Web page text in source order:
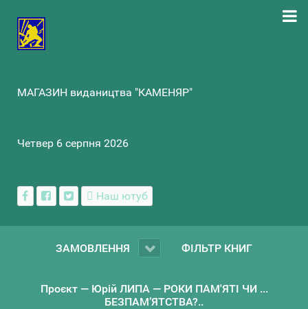
МАГАЗИН видаництва "КАМЕНЯР"
Четвер 6 серпня 2026
Наш ютуб
ЗАМОВЛЕННЯ ФІЛЬТР КНИГ
Проєкт — Юрій ЛИПА — РОКИ ПАМ'ЯТІ ЧИ ...
БЕЗПАМ’ЯТСТВА?..